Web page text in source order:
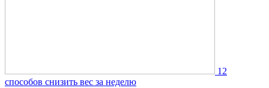
12
способов снизить вес за неделю